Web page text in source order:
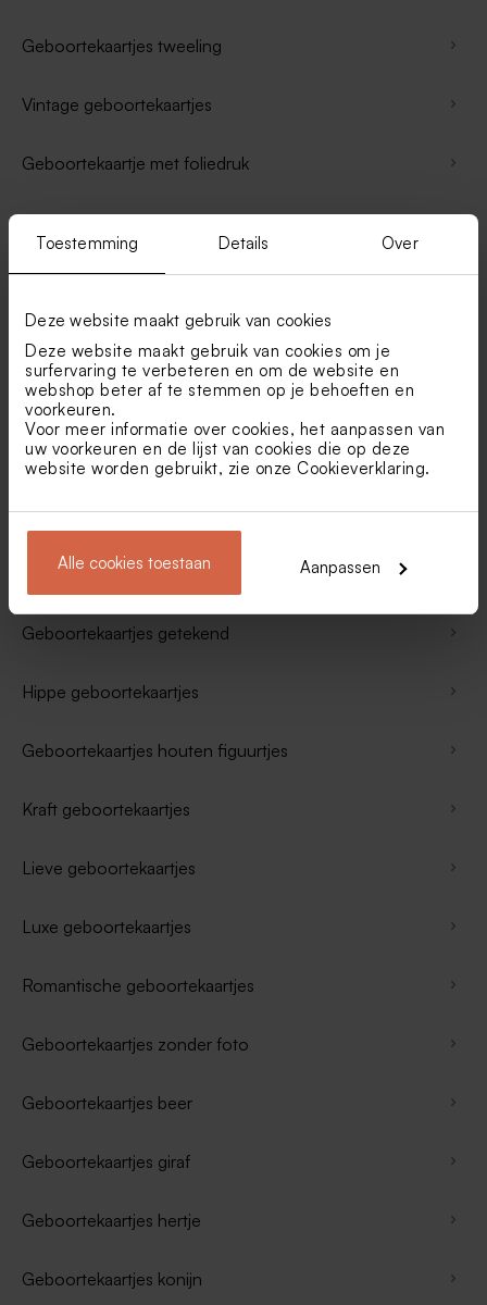
Toestemming Details Over
Deze website maakt gebruik van cookies
Deze website maakt gebruik van cookies om je
surfervaring te verbeteren en om de website en
webshop beter af te stemmen op je behoeften en
voorkeuren.
Voor meer informatie over cookies, het aanpassen van
uw voorkeuren en de lijst van cookies die op deze
website worden gebruikt, zie onze Cookieverklaring.
Alle cookies toestaan Aanpassen
Geboortekaartjes tweeling
Vintage geboortekaartjes
Geboortekaartje met foliedruk
Geboortekaartjes koperfolie
Geboortekaartjes rosé folie
Geboortekaartjes holografische zilverfolie
Geboortekaartjes met bloemen
Geboortekaartje met droogbloemen
Geboortekaartjes Buromac
Geboortekaartje zee
Geboortekaartjes getekend
Hippe geboortekaartjes
Geboortekaartjes houten figuurtjes
Kraft geboortekaartjes
Lieve geboortekaartjes
Luxe geboortekaartjes
Romantische geboortekaartjes
Geboortekaartjes zonder foto
Geboortekaartjes beer
Geboortekaartjes giraf
Geboortekaartjes hertje
Geboortekaartjes konijn